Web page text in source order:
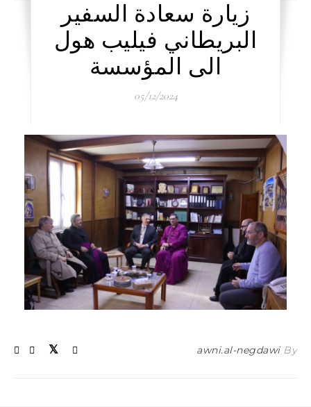
زيارة سعادة السفير
البريطاني فيليب هول
الى المؤسسة
05/12/2024
By
awni.al-negdawi